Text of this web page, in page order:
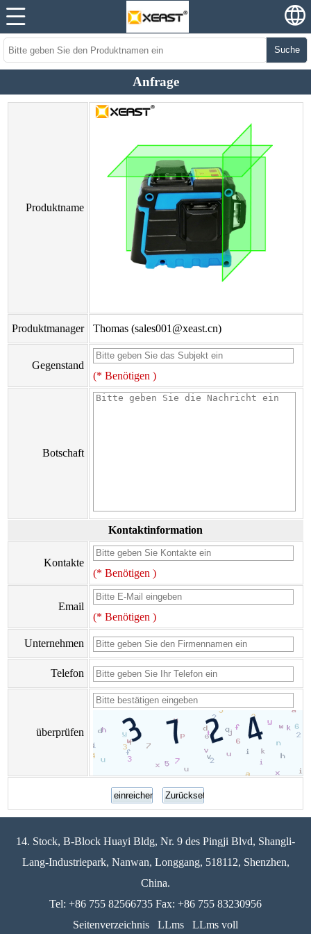
Suche
Anfrage
Produktname
Produktmanager Thomas (sales001@xeast.cn)
Gegenstand
(* Benötigen )
Botschaft
Kontaktinformation
Kontakte
(* Benötigen )
Email
(* Benötigen )
Unternehmen
Telefon
überprüfen
14. Stock, B-Block Huayi Bldg, Nr. 9 des Pingji Blvd, Shangli-
Lang-Industriepark, Nanwan, Longgang, 518112, Shenzhen,
China.
Tel: +86 755 82566735 Fax: +86 755 83230956
Seitenverzeichnis
LLms LLms voll